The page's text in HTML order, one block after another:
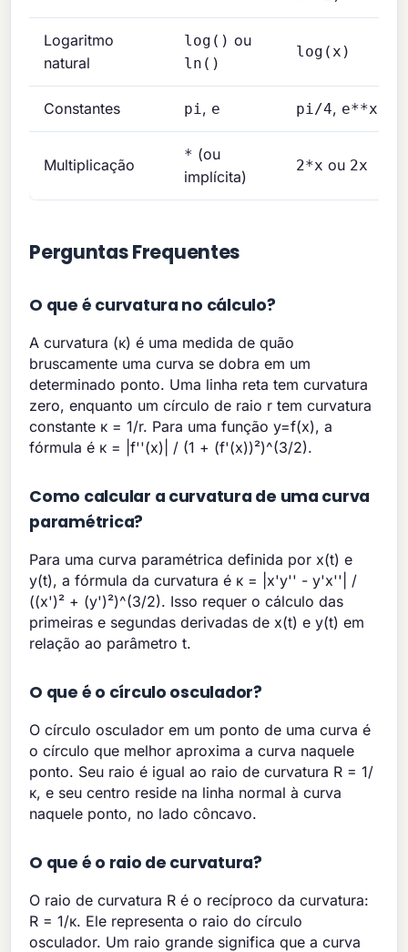
Logaritmo
natural
log() ou
ln()
log(x)
Constantes pi, e pi/4, e**x
Multiplicação
* (ou
implícita)
2*x ou 2x
Perguntas Frequentes
O que é curvatura no cálculo?
A curvatura (κ) é uma medida de quão
bruscamente uma curva se dobra em um
determinado ponto. Uma linha reta tem curvatura
zero, enquanto um círculo de raio r tem curvatura
constante κ = 1/r. Para uma função y=f(x), a
fórmula é κ = |f''(x)| / (1 + (f'(x))²)^(3/2).
Como calcular a curvatura de uma curva
paramétrica?
Para uma curva paramétrica definida por x(t) e
y(t), a fórmula da curvatura é κ = |x'y'' - y'x''| /
((x')² + (y')²)^(3/2). Isso requer o cálculo das
primeiras e segundas derivadas de x(t) e y(t) em
relação ao parâmetro t.
O que é o círculo osculador?
O círculo osculador em um ponto de uma curva é
o círculo que melhor aproxima a curva naquele
ponto. Seu raio é igual ao raio de curvatura R = 1/
κ, e seu centro reside na linha normal à curva
naquele ponto, no lado côncavo.
O que é o raio de curvatura?
O raio de curvatura R é o recíproco da curvatura:
R = 1/κ. Ele representa o raio do círculo
osculador. Um raio grande significa que a curva